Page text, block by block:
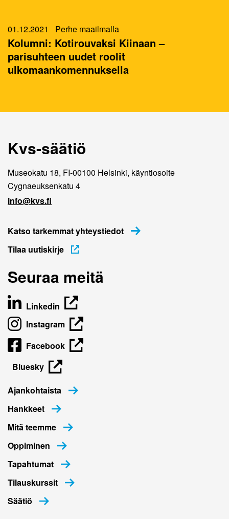
01.12.2021 Perhe maailmalla
Kolumni: Kotirouvaksi Kiinaan –
parisuhteen uudet roolit
ulkomaankomennuksella
Kvs-säätiö
Museokatu 18, FI-00100 Helsinki, käyntiosoite
Cygnaeuksenkatu 4
info@kvs.fi
Katso tarkemmat yhteystiedot
Tilaa uutiskirje
Seuraa meitä
Linkedin
Instagram
Facebook
Bluesky
Ajankohtaista
Hankkeet
Mitä teemme
Oppiminen
Tapahtumat
Tilauskurssit
Säätiö